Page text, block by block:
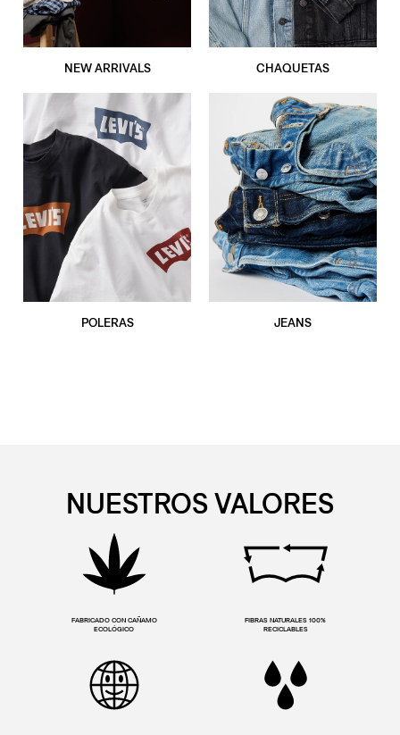
NEW ARRIVALS CHAQUETAS
POLERAS JEANS
NUESTROS VALORES
FABRICADO CON CAÑAMO
ECOLÓGICO
FIBRAS NATURALES 100%
RECICLABLES